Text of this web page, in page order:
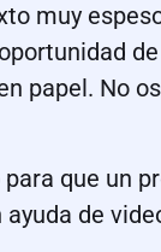
muy
papel. No
que un
ayuda de